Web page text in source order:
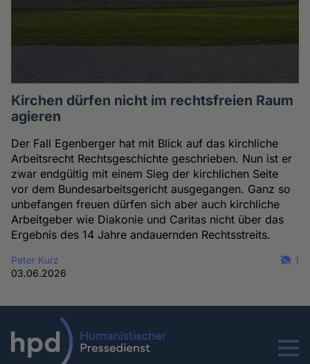
Kirchen dürfen nicht im rechtsfreien Raum
agieren
Der Fall Egenberger hat mit Blick auf das kirchliche
Arbeitsrecht Rechtsgeschichte geschrieben. Nun ist er
zwar endgültig mit einem Sieg der kirchlichen Seite
vor dem Bundesarbeitsgericht ausgegangen. Ganz so
unbefangen freuen dürfen sich aber auch kirchliche
Arbeitgeber wie Diakonie und Caritas nicht über das
Ergebnis des 14 Jahre andauernden Rechtsstreits.
Peter Kurz
03.06.2026
1
Menu